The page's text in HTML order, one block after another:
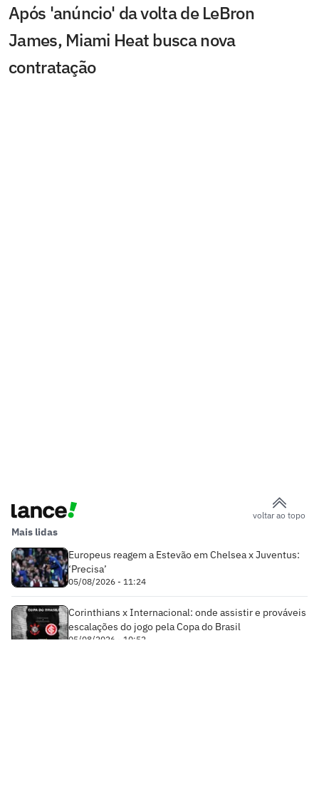
Após 'anúncio' da volta de LeBron
James, Miami Heat busca nova
contratação
voltar ao topo
Mais lidas
Europeus reagem a Estevão em Chelsea x Juventus:
‘Precisa’
05/08/2026 - 11:24
Corinthians x Internacional: onde assistir e prováveis
escalações do jogo pela Copa do Brasil
05/08/2026 - 10:52